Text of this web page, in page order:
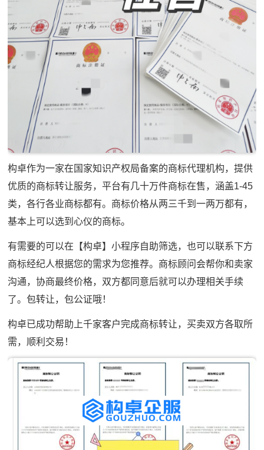
构卓作为一家在国家知识产权局备案的商标代理机构，提供
优质的商标转让服务，平台有几十万件商标在售，涵盖1-45
类，各行各业商标都有。商标价格从两三千到一两万都有，
基本上可以选到心仪的商标。
有需要的可以在【构卓】小程序自助筛选，也可以联系下方
商标经纪人根据您的需求为您推荐。商标顾问会帮你和卖家
沟通，协商最终价格，双方都同意后就可以办理相关手续
了。包转让，包公证哦！
构卓已成功帮助上千家客户完成商标转让，买卖双方各取所
需，顺利交易！